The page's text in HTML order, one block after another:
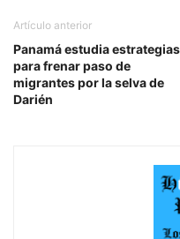
Artículo anterior
Panamá estudia estrategias
para frenar paso de
migrantes por la selva de
Darién